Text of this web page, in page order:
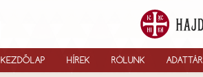
KEZDŐLAP HÍREK RÓLUNK ADATTÁR